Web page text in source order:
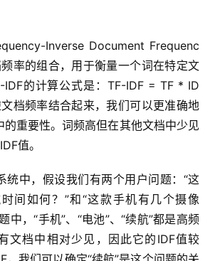
Inverse Document Frequenc
率的组合，用于衡量一个词在特定文
IDF的计算公式是：TF-IDF = TF * ID
档频率结合起来，我们可以更准确地
重要性。词频高但在其他文档中少见
值。
统中，假设我们有两个用户问题：“这
间如何？”和“这款手机有几个摄像
中，“手机”、“电池”、“续航”都是高频
文档中相对少见，因此它的IDF值较